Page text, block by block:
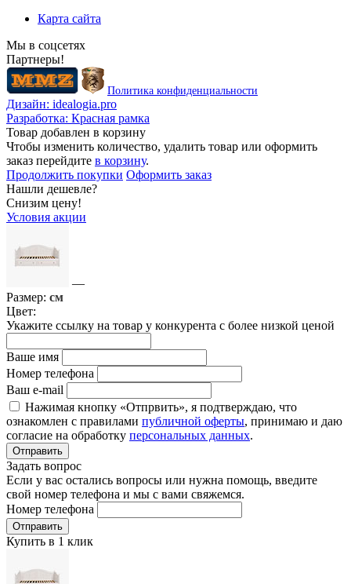
Карта сайта
Мы в соцсетях
Партнеры!
Политика конфиденциальности
Дизайн: idealogia.pro
Разработка: Красная рамка
Товар добавлен в корзину
Чтобы изменить количество, удалить товар или оформить
заказ перейдите в корзину.
Продолжить покупки Оформить заказ
Нашли дешевле?
Снизим цену!
Условия акции
—
Размер: см
Цвет:
Укажите ссылку на товар у конкурента с более низкой ценой
Ваше имя
Номер телефона
Ваш e-mail
Нажимая кнопку «Отпрвить», я подтверждаю, что
ознакомлен с правилами публичной оферты, принимаю и даю
согласие на обработку персональных данных.
Отправить
Задать вопрос
Если у вас остались вопросы или нужна помощь, введите
свой номер телефона и мы с вами свяжемся.
Номер телефона
Отправить
Купить в 1 клик